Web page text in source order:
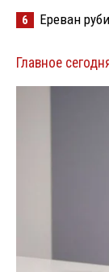
6 Ереван
Главное